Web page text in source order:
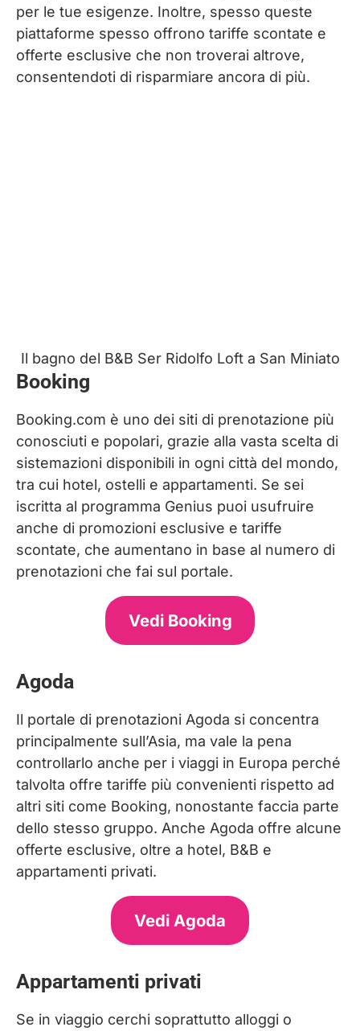
per le tue esigenze. Inoltre, spesso queste
piattaforme spesso offrono tariffe scontate e
offerte esclusive che non troverai altrove,
consentendoti di risparmiare ancora di più.
Il bagno del B&B Ser Ridolfo Loft a San Miniato
Booking
Booking.com è uno dei siti di prenotazione più
conosciuti e popolari, grazie alla vasta scelta di
sistemazioni disponibili in ogni città del mondo,
tra cui hotel, ostelli e appartamenti. Se sei
iscritta al programma Genius puoi usufruire
anche di promozioni esclusive e tariffe
scontate, che aumentano in base al numero di
prenotazioni che fai sul portale.
Vedi Booking
Agoda
Il portale di prenotazioni Agoda si concentra
principalmente sull’Asia, ma vale la pena
controllarlo anche per i viaggi in Europa perché
talvolta offre tariffe più convenienti rispetto ad
altri siti come Booking, nonostante faccia parte
dello stesso gruppo. Anche Agoda offre alcune
offerte esclusive, oltre a hotel, B&B e
appartamenti privati.
Vedi Agoda
Appartamenti privati
Se in viaggio cerchi soprattutto alloggi o